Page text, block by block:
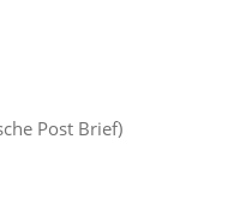
Post Brief)